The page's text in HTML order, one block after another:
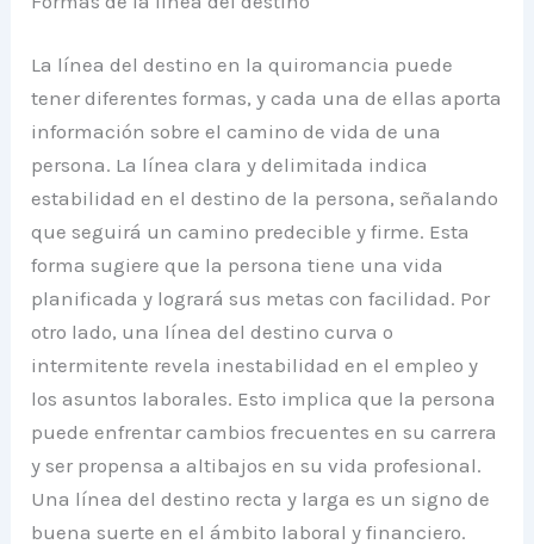
La línea del destino en la quiromancia puede
tener diferentes formas, y cada una de ellas aporta
información sobre el camino de vida de una
persona. La línea clara y delimitada indica
estabilidad en el destino de la persona, señalando
que seguirá un camino predecible y firme. Esta
forma sugiere que la persona tiene una vida
planificada y logrará sus metas con facilidad. Por
otro lado, una línea del destino curva o
intermitente revela inestabilidad en el empleo y
los asuntos laborales. Esto implica que la persona
puede enfrentar cambios frecuentes en su carrera
y ser propensa a altibajos en su vida profesional.
Una línea del destino recta y larga es un signo de
buena suerte en el ámbito laboral y financiero.